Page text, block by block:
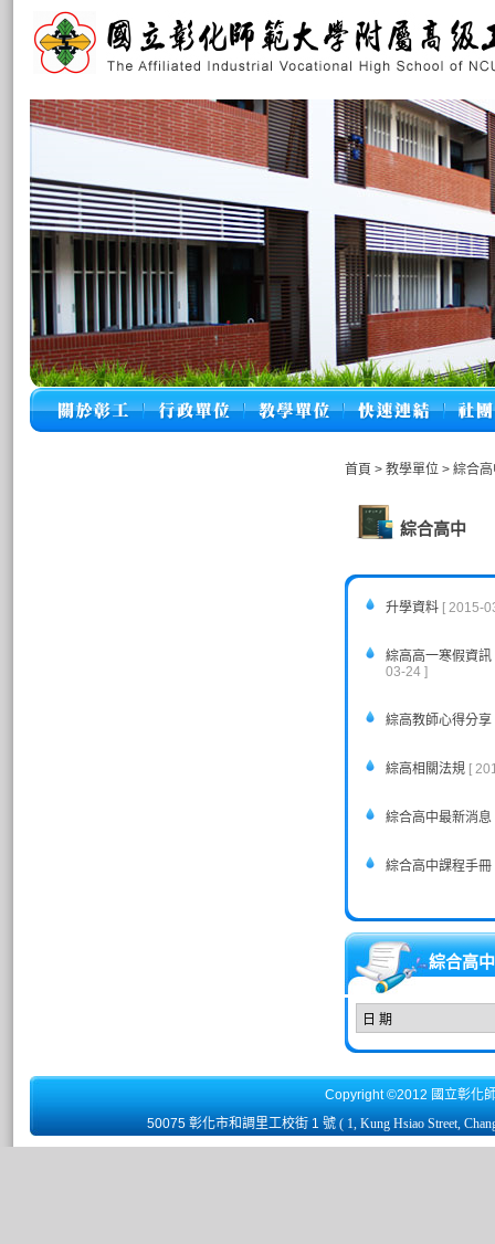
首頁 > 教學單位 > 綜合
綜合高中
升學資料 [ 2015-
綜高高一寒假資
03-24 ]
綜高教師心得分享
綜高相關法規 [
綜合高中最新消息
綜合高中課程手冊
綜合高中
日 期
Copyright ©2012 國立彰化
50075 彰化市和調里工校街 1 號 ( 1, Kung Hsiao Street,